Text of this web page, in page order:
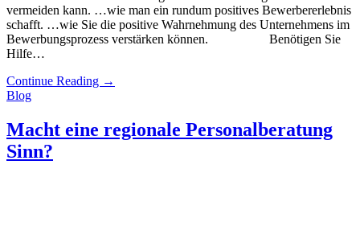
vermeiden kann. …wie man ein rundum positives Bewerbererlebnis
schafft. …wie Sie die positive Wahrnehmung des Unternehmens im
Bewerbungsprozess verstärken können. Benötigen Sie
Hilfe…
Continue Reading →
Blog
Macht eine regionale Personalberatung
Sinn?